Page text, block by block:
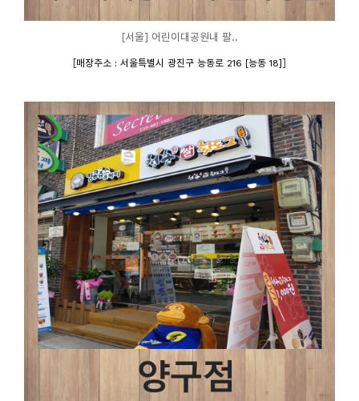
[서울] 어린이대공원내 팔..
[매장주소 : 서울특별시 광진구 능동로 216 [능동 18] ]